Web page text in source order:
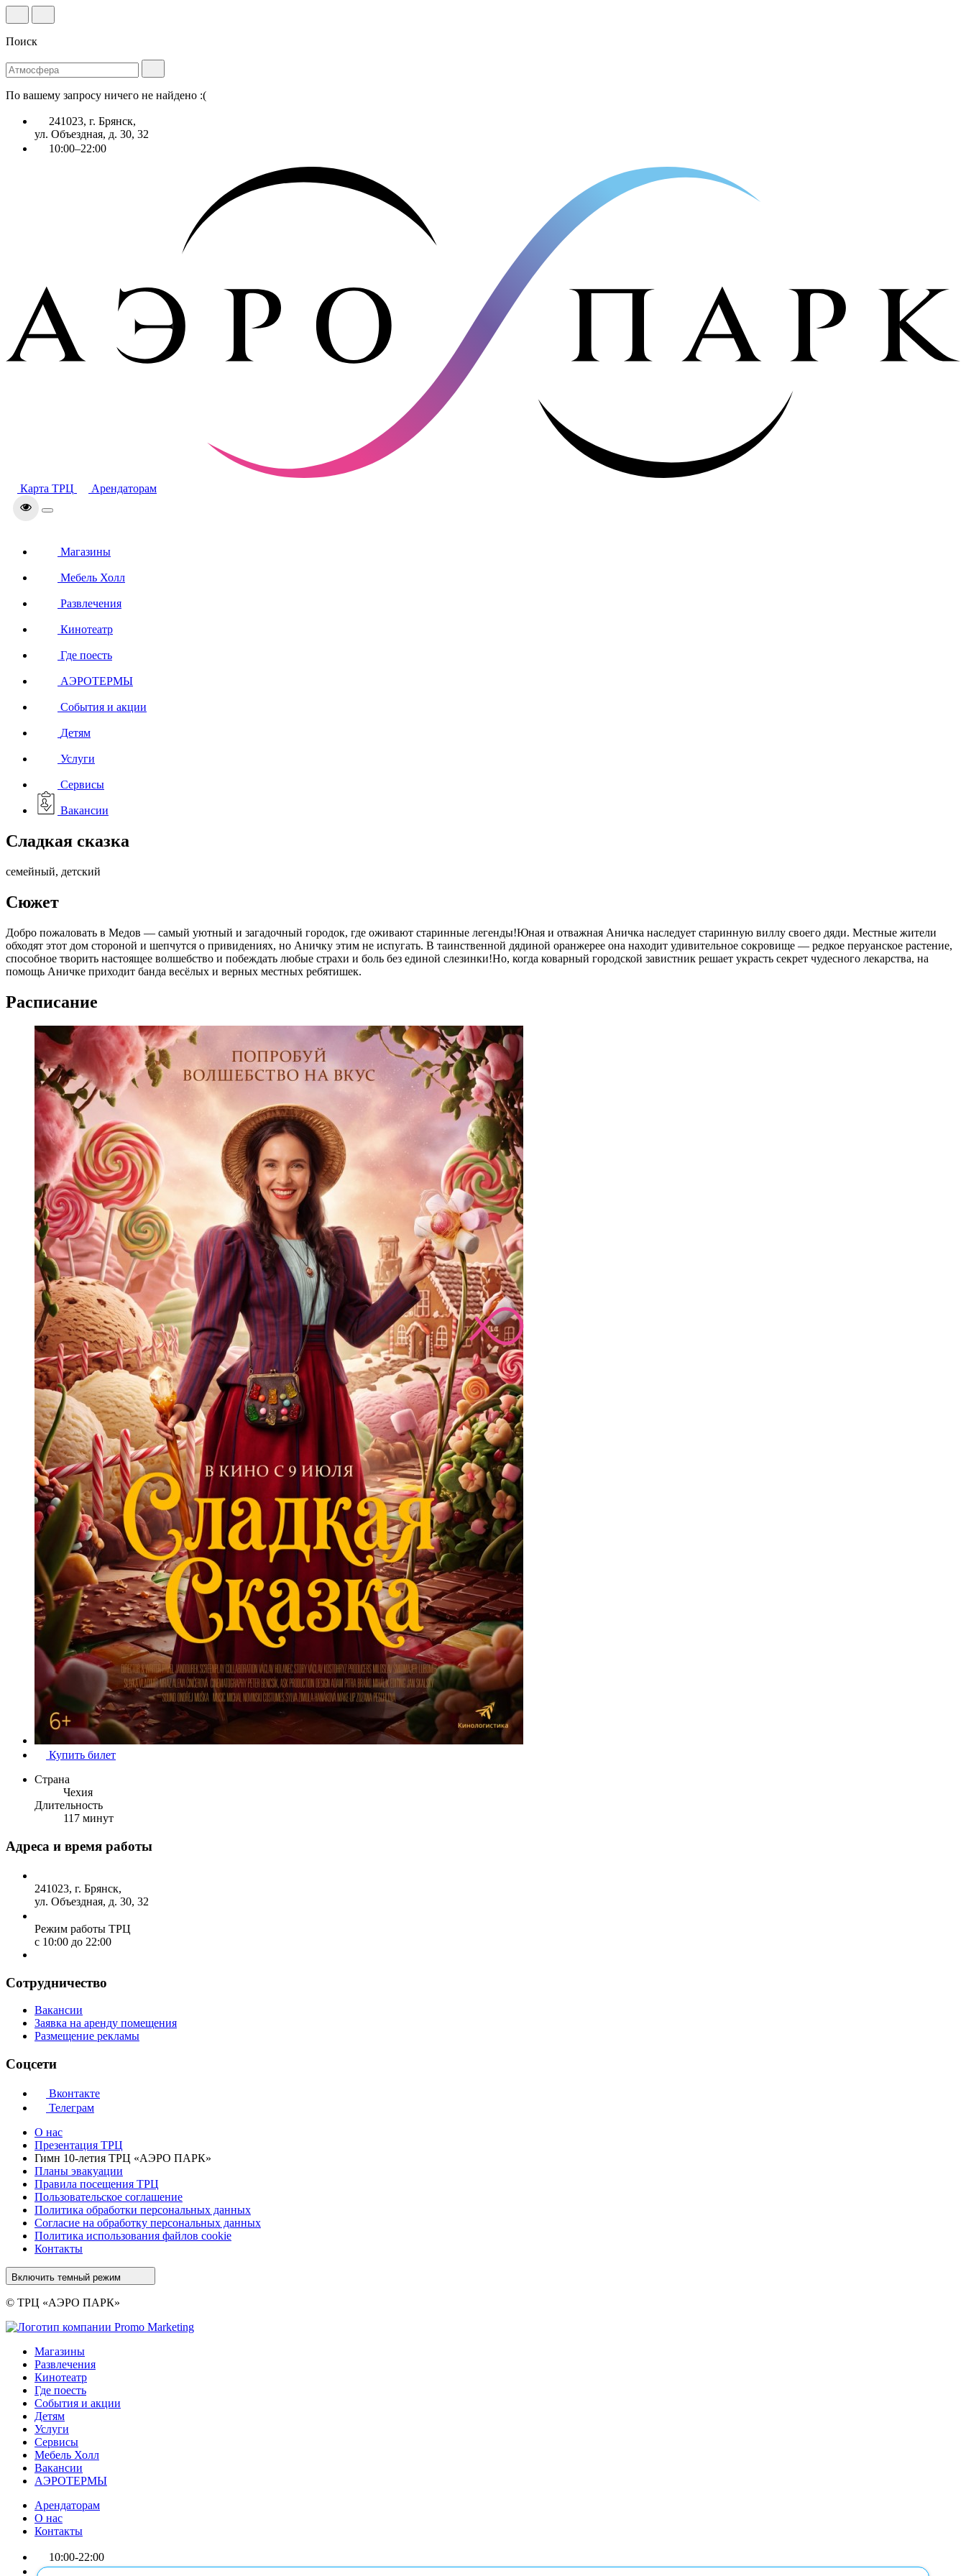
Поиск
По вашему запросу ничего не найдено :(
241023, г. Брянск,
ул. Объездная, д. 30, 32
10:00–22:00
Карта ТРЦ Арендаторам
Магазины
Мебель Холл
Развлечения
Кинотеатр
Где поесть
АЭРОТЕРМЫ
События и акции
Детям
Услуги
Сервисы
Вакансии
Сладкая сказка
семейный, детский
Сюжет
Добро пожаловать в Медов — самый уютный и загадочный городок, где оживают старинные легенды!Юная и отважная Аничка наследует старинную виллу своего дяди. Местные жители
обходят этот дом стороной и шепчутся о привидениях, но Аничку этим не испугать. В таинственной дядиной оранжерее она находит удивительное сокровище — редкое перуанское растение,
способное творить настоящее волшебство и побеждать любые страхи и боль без единой слезинки!Но, когда коварный городской завистник решает украсть секрет чудесного лекарства, на
помощь Аничке приходит банда весёлых и верных местных ребятишек.
Расписание
Купить билет
Страна
Чехия
Длительность
117 минут
Адреса и время работы
241023, г. Брянск,
ул. Объездная, д. 30, 32
Режим работы ТРЦ
с 10:00 до 22:00
Сотрудничество
Вакансии
Заявка на аренду помещения
Размещение рекламы
Соцсети
Вконтакте
Телеграм
О нас
Презентация ТРЦ
Гимн 10-летия ТРЦ «АЭРО ПАРК»
Планы эвакуации
Правила посещения ТРЦ
Пользовательское соглашение
Политика обработки персональных данных
Cогласие на обработку персональных данных
Политика использования файлов cookie
Контакты
Включить темный режим
© ТРЦ «АЭРО ПАРК»
Магазины
Развлечения
Кинотеатр
Где поесть
События и акции
Детям
Услуги
Сервисы
Мебель Холл
Вакансии
АЭРОТЕРМЫ
Арендаторам
О нас
Контакты
10:00-22:00
Схема ТРЦ